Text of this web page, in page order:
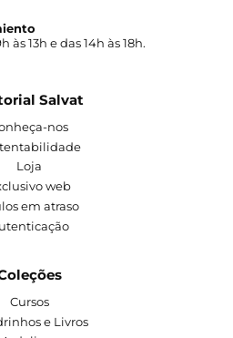
às 13h e das 14h às 18h.
Salvat
nos
Loja
web
em atraso
Cursos
e Livros